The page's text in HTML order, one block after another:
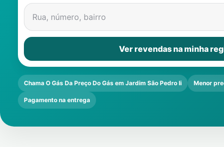
Rua, número, bairro
Ver revendas na minha
Chama O Gás Da Preço Do Gás em Jardim São Pedro Ii Menor
Pagamento na entrega